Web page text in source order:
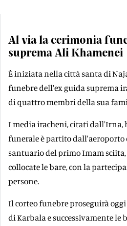
Al via la cerimonia
suprema Ali Khamenei
È iniziata nella città santa di
funebre dell'ex guida suprema
di quattro membri della sua
I media iracheni, citati dall'Irna,
funerale è partito dall'aeroporto
santuario del primo Imam sciita,
collocate le bare, con la
persone.
Il corteo funebre proseguirà
di Karbala e successivamente